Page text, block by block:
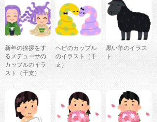
新年の挨拶をす
るメデューサの
カップルのイラ
スト（干支）
ヘビのカップル
のイラスト（干
支）
黒い羊のイラス
ト